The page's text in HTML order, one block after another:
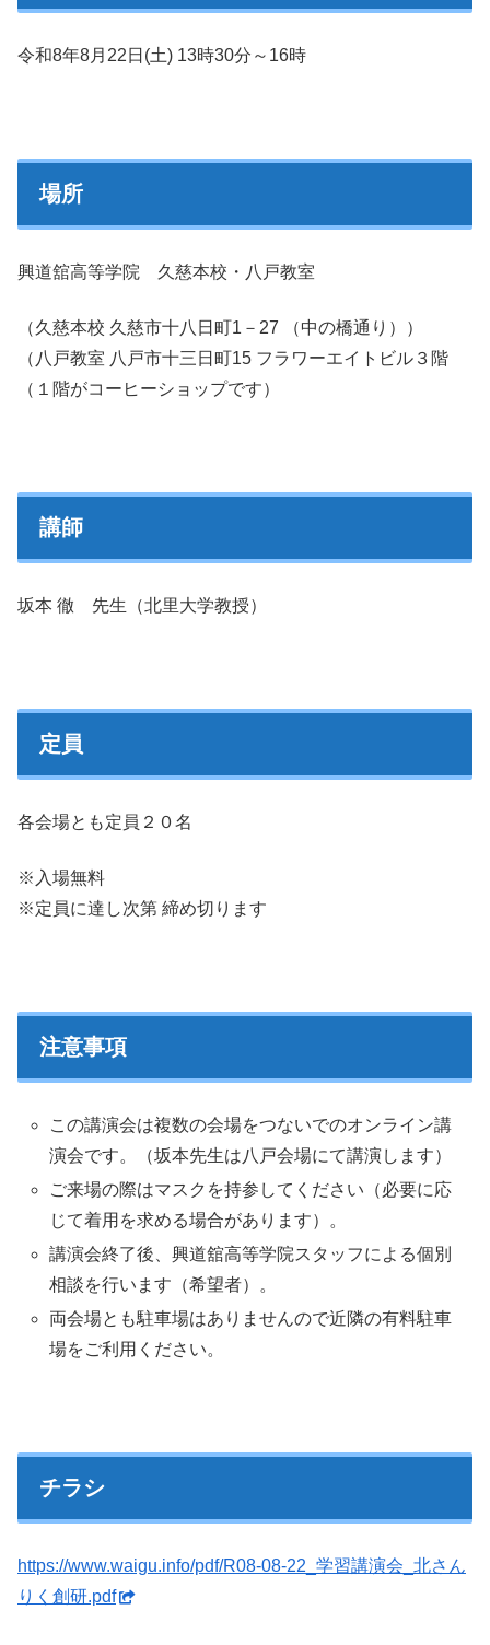
令和8年8月22日 (土) 13時30分～16時
場所
興道舘高等学院 久慈本校・八戸教室
（久慈本校 久慈市十八日町1－27 （中の橋通り））
（八戸教室 八戸市十三日町15 フラワーエイトビル３階
（１階がコーヒーショップです）
講師
坂本 徹 先生（北里大学教授）
定員
各会場とも定員２０名
※入場無料
※定員に達し次第 締め切ります
注意事項
この講演会は複数の会場をつないでのオンライン講
演会です。（坂本先生は八戸会場にて講演します）
ご来場の際はマスクを持参してください（必要に応
じて着用を求める場合があります）。
講演会終了後、興道舘高等学院スタッフによる個別
相談を行います（希望者）。
両会場とも駐車場はありませんので近隣の有料駐車
場をご利用ください。
チラシ
https://www.waigu.info/pdf/R08-08-22_学習講演会_北さん
りく創研.pdf